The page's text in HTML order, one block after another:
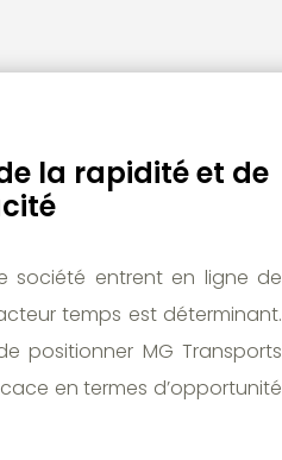
la rapidité et de
société entrent en ligne de
temps est déterminant.
positionner MG Transports
en termes d’opportunité